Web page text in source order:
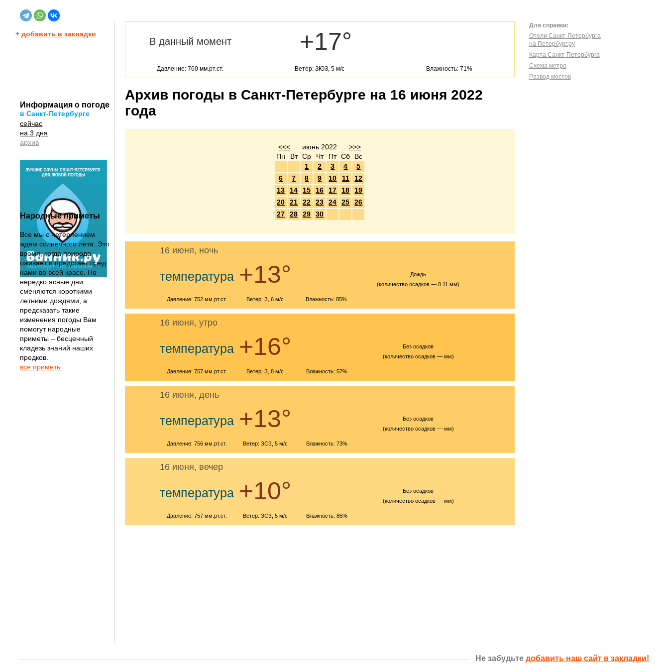
+добавить в закладки
Для справки:
Отели Санкт-Петербурга
на Петербург.ру
Карта Санкт-Петербурга
Схема метро
Развод мостов
Информация о погоде
в Санкт-Петербурге
сейчас
на 3 дня
архив
Народные приметы
лета
Все мы с нетерпением
ждем солнечного лета. Это
время, когда природа
оживает и предстает пред
нами во всей красе. Но
нередко ясные дни
сменяются короткими
летними дождями, а
предсказать такие
изменения погоды Вам
помогут народные
приметы – бесценный
кладезь знаний наших
предков.
все приметы
В данный момент +17°
Давление: 760 мм.рт.ст. Ветер: ЗЮЗ, 5 м/с Влажность: 71%
Архив погоды в Санкт-Петербурге на 16 июня 2022
года
<<< июнь 2022
>>>
Пн
Вт Ср Чт Пт Сб
Вс
1
2 3 4
5
6
7 8 9 10 11
12
13
14 15 16 17 18
19
20
21 22 23 24 25
26
27
28 29 30
16 июня, ночь
температура +13°
Дождь
(количество осадков — 0.11 мм)
Давление: 752 мм.рт.ст. Ветер: З, 6 м/с Влажность: 85%
16 июня, утро
температура +16°
Без осадков
(количество осадков — мм)
Давление: 757 мм.рт.ст. Ветер: З, 8 м/с Влажность: 57%
16 июня, день
температура +13°
Без осадков
(количество осадков — мм)
Давление: 756 мм.рт.ст. Ветер: ЗСЗ, 5 м/с Влажность: 73%
16 июня, вечер
температура +10°
Без осадков
(количество осадков — мм)
Давление: 757 мм.рт.ст. Ветер: ЗСЗ, 5 м/с Влажность: 85%
Не забудьте добавить наш сайт в закладки!